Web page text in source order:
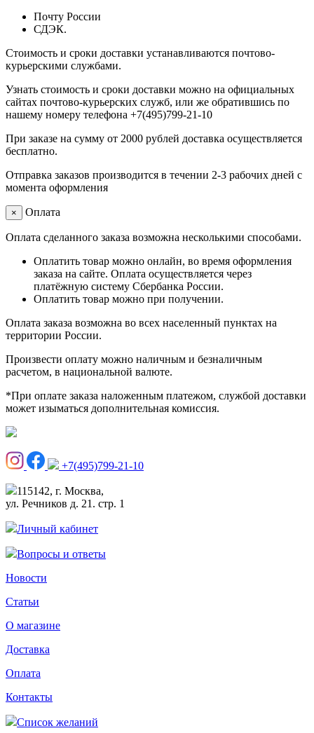
Почту России
СДЭК.
Стоимость и сроки доставки устанавливаются почтово-
курьерскими службами.
Узнать стоимость и сроки доставки можно на официальных
сайтах почтово-курьерских служб, или же обратившись по
нашему номеру телефона +7(495)799-21-10
При заказе на сумму от 2000 рублей доставка осуществляется
бесплатно.
Отправка заказов производится в течении 2-3 рабочих дней с
момента оформления
× Оплата
Оплата сделанного заказа возможна несколькими способами.
Оплатить товар можно онлайн, во время оформления
заказа на сайте. Оплата осуществляется через
платёжную систему Сбербанка России.
Оплатить товар можно при получении.
Оплата заказа возможна во всех населенный пунктах на
территории России.
Произвести оплату можно наличным и безналичным
расчетом, в национальной валюте.
*При оплате заказа наложенным платежом, службой доставки
может изыматься дополнительная комиссия.
+7(495)799-21-10
115142, г. Москва,
ул. Речников д. 21. стр. 1
Личный кабинет
Вопросы и ответы
Новости
Статьи
О магазине
Доставка
Оплата
Контакты
Список желаний